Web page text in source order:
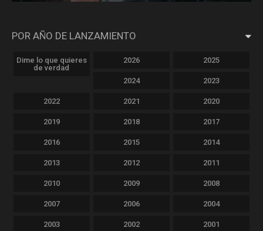
POR AÑO DE LANZAMIENTO
Dime lo que quieres
de verdad
2026 2025
2024 2023
2022 2021 2020
2019 2018 2017
2016 2015 2014
2013 2012 2011
2010 2009 2008
2007 2006 2004
2003 2002 2001